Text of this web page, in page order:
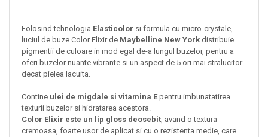
Folosind tehnologia Elasticolor si formula cu micro-crystale,
luciul de buze Color Elixir de Maybelline New York distribuie
pigmentii de culoare in mod egal de-a lungul buzelor, pentru a
oferi buzelor nuante vibrante si un aspect de 5 ori mai stralucitor
decat pielea lacuita.
Contine ulei de migdale si vitamina E pentru imbunatatirea
texturii buzelor si hidratarea acestora.
Color Elixir este un lip gloss deosebit, avand o textura
cremoasa, foarte usor de aplicat si cu o rezistenta medie, care